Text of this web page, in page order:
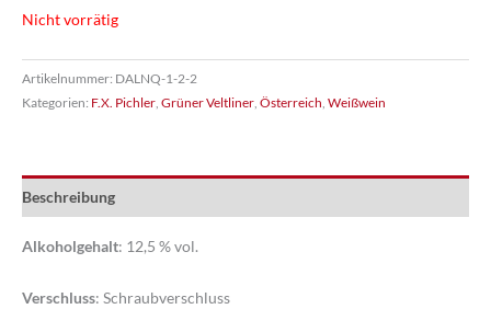
Nicht vorrätig
Artikelnummer: DALNQ-1-2-2
Kategorien: F.X. Pichler, Grüner Veltliner, Österreich, Weißwein
Beschreibung
Alkoholgehalt: 12,5 % vol.
Verschluss: Schraubverschluss